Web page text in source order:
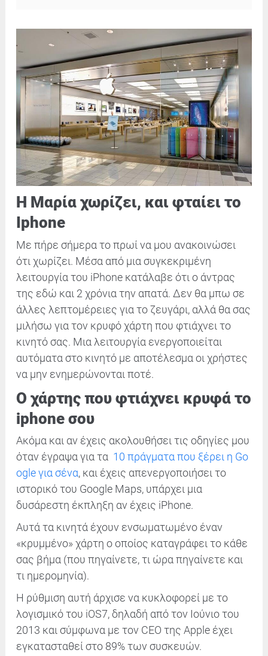
Η Μαρία χωρίζει, και φταίει το
Iphone
Με πήρε σήμερα το πρωί να μου ανακοινώσει
ότι χωρίζει. Μέσα από μια συγκεκριμένη
λειτουργία του iPhone κατάλαβε ότι ο άντρας
της εδώ και 2 χρόνια την απατά. Δεν θα μπω σε
άλλες λεπτομέρειες για το ζευγάρι, αλλά θα σας
μιλήσω για τον κρυφό χάρτη που φτιάχνει το
κινητό σας. Μια λειτουργία ενεργοποιείται
αυτόματα στο κινητό με αποτέλεσμα οι χρήστες
να μην ενημερώνονται ποτέ.
Ο χάρτης που φτιάχνει κρυφά το
iphone σου
Ακόμα και αν έχεις ακολουθήσει τις οδηγίες μου
όταν έγραψα για τα 10 πράγματα που ξέρει η Go
ogle για σένα, και έχεις απενεργοποιήσει το
ιστορικό του Google Maps, υπάρχει μια
δυσάρεστη έκπληξη αν έχεις iPhone.
Αυτά τα κινητά έχουν ενσωματωμένο έναν
«κρυμμένο» χάρτη ο οποίος καταγράφει το κάθε
σας βήμα (που πηγαίνετε, τι ώρα πηγαίνετε και
τι ημερομηνία).
Η ρύθμιση αυτή άρχισε να κυκλοφορεί με το
λογισμικό του iOS7, δηλαδή από τον Ιούνιο του
2013 και σύμφωνα με τον CEO της Apple έχει
εγκατασταθεί στο 89% των συσκευών.